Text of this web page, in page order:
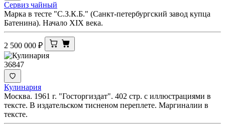
Сервиз чайный
Марка в тесте "С.З.К.Б." (Санкт-петербургский завод купца
Батенина). Начало XIX века.
2 500 000 ₽
36847
Кулинария
Москва. 1961 г. "Госторгиздат". 402 стр. с иллюстрациями в
тексте. В издательском тисненом переплете. Маргиналии в
тексте.